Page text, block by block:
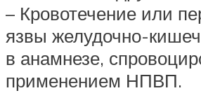
– Кровотечение или
язвы желудочно-
в анамнезе,
применением НПВП.